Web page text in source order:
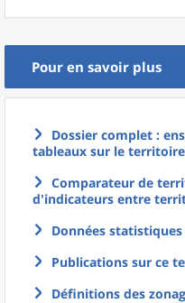
Pour en savoir plus
Dossier complet :
tableaux sur le territoire
Comparateur de
d'indicateurs entre
Données
Publications sur ce
Définitions des